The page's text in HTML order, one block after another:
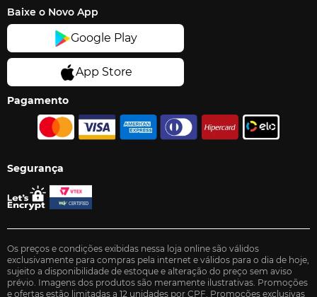
Baixe o Novo App
Pagamento
Segurança
Os preços e condições exibidas nessa loja online são válidos
exclusivamente para compras pela internet e válidos para o dia de hoje,
sujeito a disponibilidade de estoque e alteração do preço sem aviso
prévio. Imagens dos produtos são meramente ilustrativas. Promoções
e ofertas estão limitadas a 12 unidades por CPF. Promoções exclusivas